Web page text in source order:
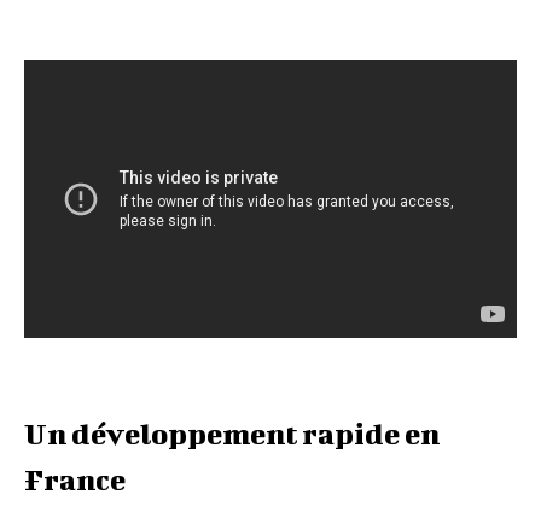
Un développement rapide en
France